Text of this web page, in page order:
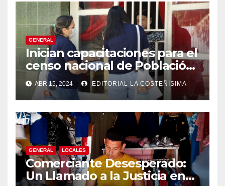
GENERAL
Inician capacitaciones para el
censo nacional de Población
y Vivienda en Bluefields.
ABR 15, 2024 EDITORIAL LA COSTEÑÍSIMA
GENERAL LOCALES
Comerciante Desesperado:
Un Llamado a la Justicia en